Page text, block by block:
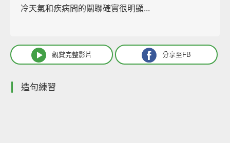
冷天氣和疾病間的關聯確實很明顯...
觀賞完整影片 分享至FB
造句練習